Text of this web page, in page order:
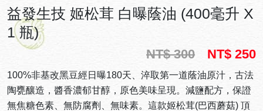
益發生技 姬松茸 白曝蔭油 (400毫升 X
1 瓶)
NT$ 300 NT$ 250
100%非基改黑豆經日曝180天、淬取第一道蔭油原汁，古法
陶甕釀造，醬香濃郁甘醇，原色美味呈現。減鹽配方，保證
無焦糖色素、無防腐劑、無味素。這款姬松茸(巴西蘑菇) 頂